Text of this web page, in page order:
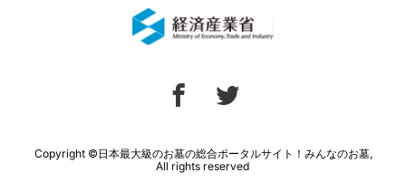
Copyright ©日本最大級のお墓の総合ポータルサイト！みんなのお墓,
All rights reserved